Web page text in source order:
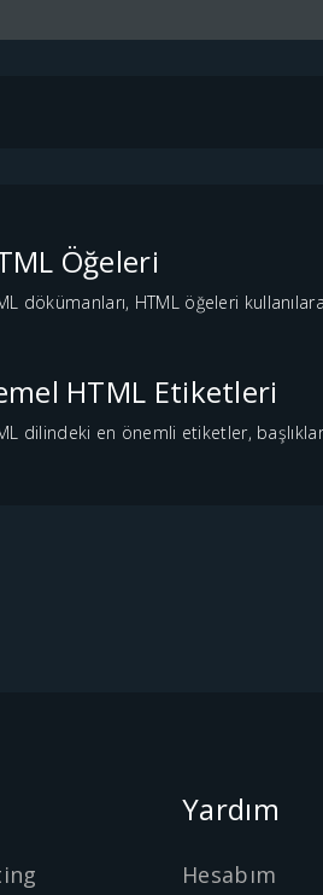
Öğeleri
dökümanları, HTML öğeleri
HTML Etiketleri
dilindeki en önemli etiketler,
Yardım
Hesabım